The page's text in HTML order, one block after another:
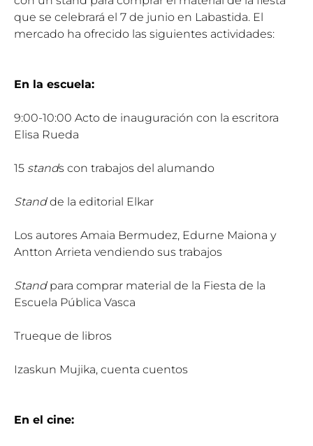
que se celebrará el 7 de junio en Labastida. El
mercado ha ofrecido las siguientes actividades:
En la escuela:
9:00-10:00 Acto de inauguración con la escritora
Elisa Rueda
15 stands con trabajos del alumando
Standde la editorial Elkar
Los autores Amaia Bermudez, Edurne Maiona y
Antton Arrieta vendiendo sus trabajos
Standpara comprar material de la Fiesta de la
Escuela Pública Vasca
Trueque de libros
Izaskun Mujika, cuenta cuentos
En el cine: